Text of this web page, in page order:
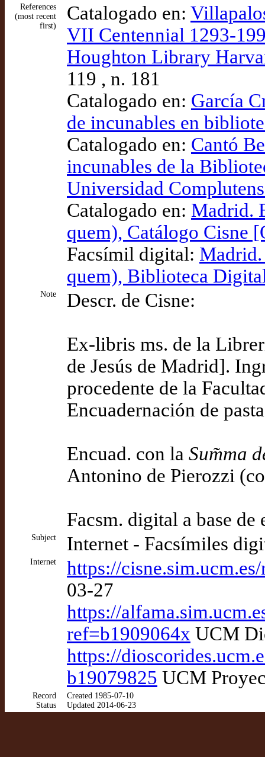
References
(most recent
first)
Catalogado en:
VII Centennial 1293-
Houghton Library
119 , n. 181
Catalogado en: García
de incunables en
Catalogado en: Cantó
incunables de la
Universidad
Catalogado en: Madrid.
quem), Catálogo Cisne
Facsímil digital:
quem), Biblioteca
Note Descr. de Cisne:
Ex-libris ms. de la
de Jesús de Madrid].
procedente de la
Encuadernación de
Encuad. con la Sum̃ma
Antonino de Pierozzi
Facsm. digital a base de
Subject Internet - Facsímiles
Internet
https://
03-27
https://
ref=b1909064x UCM
https://
b19079825 UCM
Record
Status
Created 1985-07-10
Updated 2014-06-23